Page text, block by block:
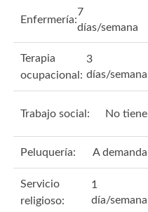
Enfermería:
7
días/semana
Terapia
ocupacional:
3
días/semana
Trabajo social: No tiene
Peluquería: A demanda
Servicio
religioso:
1
día/semana